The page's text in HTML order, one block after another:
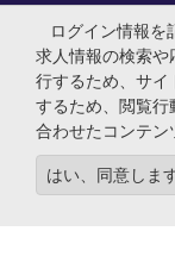
Employer
© マイケル・ペイ
社 法人番号：
ログイン情報を
求人情報の検索
行するため、サ
するため、閲覧行
合わせたコンテン
はい、同意しま